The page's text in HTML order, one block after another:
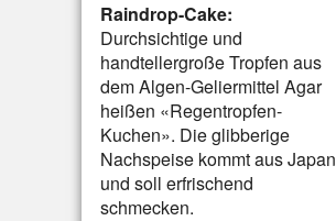
Raindrop-Cake:
Durchsichtige und
handtellergroße Tropfen aus
dem Algen-Geliermittel Agar
heißen «Regentropfen-
Kuchen». Die glibberige
Nachspeise kommt aus Japan
und soll erfrischend
schmecken.